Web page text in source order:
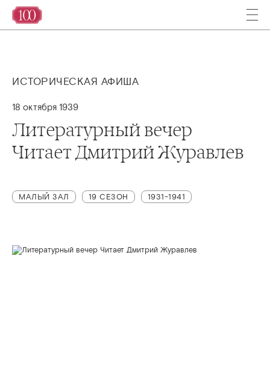
ИСТОРИЧЕСКАЯ АФИША
18 октября 1939
Литературный вечер
Читает Дмитрий Журавлев
МАЛЫЙ ЗАЛ 19 СЕЗОН 1931-1941